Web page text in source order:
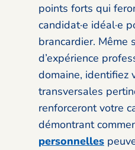
points forts qui
candidat·e idéal·e
brancardier. Même
d’expérience
domaine, identifiez
transversales
renforceront votre
démontrant
personnelles